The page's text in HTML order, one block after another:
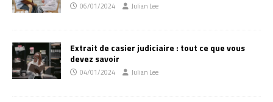
06/01/2024 Julian Lee
Extrait de casier judiciaire : tout ce que vous
devez savoir
04/01/2024 Julian Lee